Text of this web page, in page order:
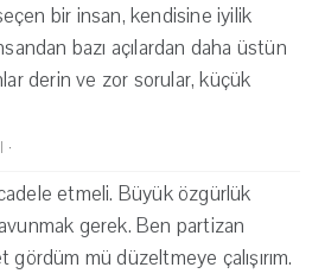
bir insan, kendisine iyilik
bazı açılardan daha üstün
derin ve zor sorular, küçük
·
etmeli. Büyük özgürlük
gerek. Ben partizan
gördüm mü düzeltmeye çalışırım.